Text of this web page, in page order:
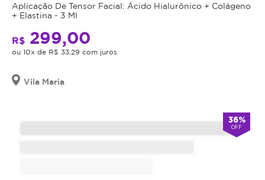
Aplicação De Tensor Facial: Ácido Hialurônico + Colágeno
+ Elastina - 3 Ml
R$ 299,00
ou 10x de R$ 33,29 com juros
Vila Maria
36%
OFF